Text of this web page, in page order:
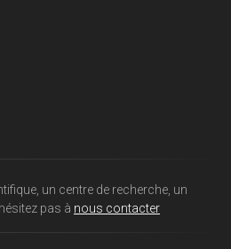
un centre de recherche, un
pas à nous contacter